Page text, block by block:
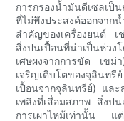
การกรองน้ำมันดีเซลเป็
ที่ไม่พึงประสงค์ออกจาก
สำคัญของเครื่องยนต์ เ
สิ่งปนเปื้อนที่น่าเป็นห่ว
เศษผงจากการขัด เข
เจริญเติบโตของจุลินทรี
เปื้อนจากจุลินทรีย์) และ
เพลิงที่เสื่อมสภาพ สิ่งป
การเผาไหม้เท่านั้น แต่